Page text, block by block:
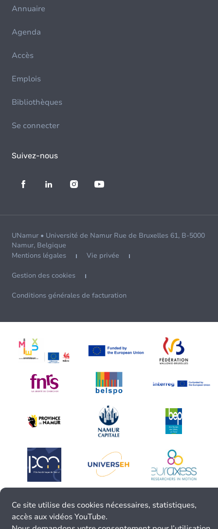
Annuaire
Agenda
Accès
Emplois
Bibliothèques
Se connecter
Suivez-nous
UNamur • Université de Namur Rue de Bruxelles 61, B-5000
Namur, Belgique
Mentions légales
Vie privée
Gestion des cookies
Conditions générales de facturation
Ce site utilise des cookies nécessaires, statistiques,
accès aux vidéos YouTube.